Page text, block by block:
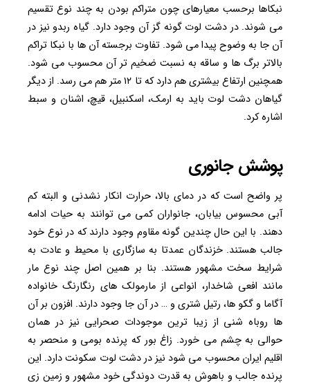
نبکاها برحسب معیارهای چون متراکم بودن به چند نوع تقسیم
می شوند. در دشت لوت گونه گز آن وجود دارد. گیاه ربدو نیز در
آن جا به وضوح پیدا می شود. تفاوت برجسته آن ها با نبکا تراکم
بالاتر برگ ها و ساقه به نسبت ضخیم تر آن محسوب می شود.
همچنین ارتفاع بیشتری هم دارد که تا ۱۲ متر هم می رسد. از دیگر
گیاهان دشت لوت باید به ارمک، اسکنبیل، قیچ، اشنان و سبط
اشاره کرد.
پوشش جانوری
پر واضح است که در دمای بالا، حرارت انکار نشدنی و البته کم
آبی محسوس بیابان، جانواران کمی می توانند به حیات ادامه
دهند. با این حال چندین گونه مقاوم وجود دارند که در نوع خود
جالب هستند. خزندگان عمدتا به سازگاری با محیط و عادت به
شرایط سخت مشهور هستند. بنا بر همین اصل چند نوع مار
مانند افعی شاخدار، انواعی از مارمولک های رنگارنگ خانواده
آگاما و گکو ها، رتیل شتری و … در آن جا وجود دارند. افزون بر آن
ها روباه شنی از زیبا ترین موجودات صحرایی نیز در همان
حوالی به چشم می خورد. زاغ بور که پرنده بومی و منحصر به
اقلیم ایران محسوب می شود نیز در دشت لوت سکونت دارد. این
پرنده جالب و باهوش به قدرت دوندگی خود مشهور و زمین زی